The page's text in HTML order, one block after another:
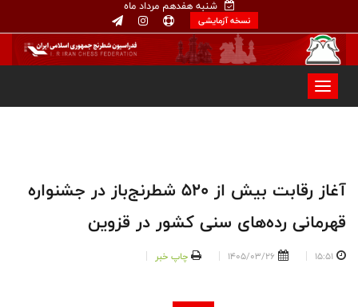
شنبه هفدهم مرداد ماه
نسخه آزمایشی
آغاز رقابت بیش از ۵۲۰ شطرنج‌باز در جشنواره
قهرمانی رده‌های سنی کشور در قزوین
15:51
1405/03/26 چاپ خبر